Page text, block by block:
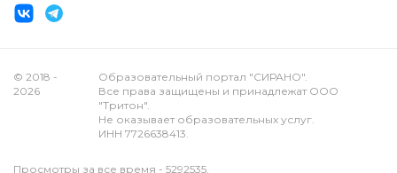
© 2018 -
2026
Образовательный портал "СИРАНО".
Все права защищены и принадлежат ООО
"Тритон".
Не оказывает образовательных услуг.
ИНН 7726638413.
Просмотры за все время - 5292535.